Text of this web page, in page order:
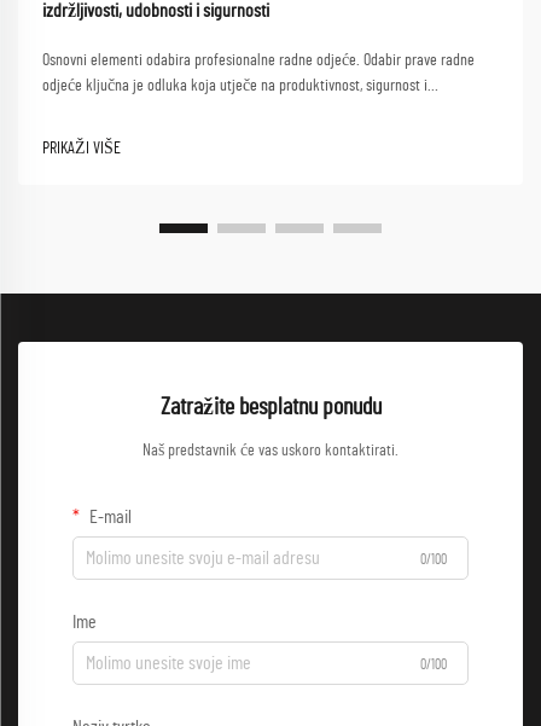
izdržljivosti, udobnosti i sigurnosti
Osnovni elementi odabira profesionalne radne odjeće. Odabir prave radne
odjeće ključna je odluka koja utječe na produktivnost, sigurnost i
zaštitna barijera, omogućujući ujedno optimalne performanse...
PRIKAŽI VIŠE
Zatražite besplatnu ponudu
Naš predstavnik će vas uskoro kontaktirati.
E-mail
0/100
Ime
0/100